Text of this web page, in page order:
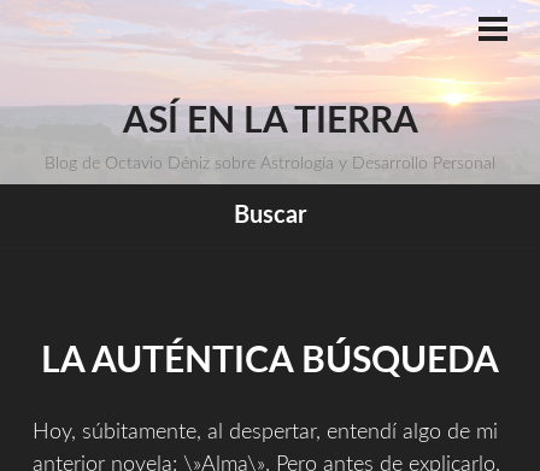
ASÍ EN LA TIERRA
Blog de Octavio Déniz sobre Astrología y Desarrollo Personal
Buscar
LA AUTÉNTICA BÚSQUEDA
Hoy, súbitamente, al despertar, entendí algo de mi
anterior novela: \»Alma\». Pero antes de explicarlo,